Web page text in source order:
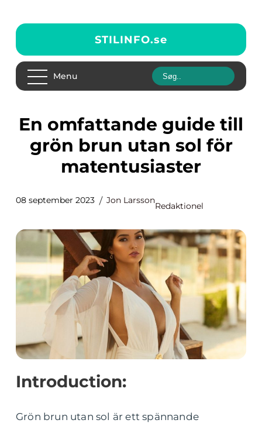
STILINFO.se
Menu
En omfattande guide till
grön brun utan sol för
matentusiaster
08 september 2023 Jon Larsson
Redaktionel
Introduction:
Grön brun utan sol är ett spännande